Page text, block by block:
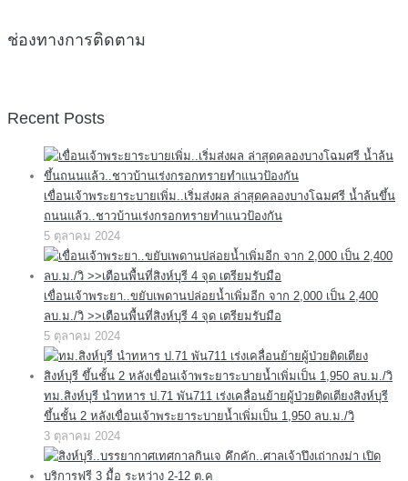
ช่องทางการติดตาม
Recent Posts
เขื่อนเจ้าพระยาระบายเพิ่ม..เริ่มส่งผล ล่าสุดคลองบางโฉมศรี น้ำล้นขึ้น
ถนนแล้ว..ชาวบ้านเร่งกรอกทรายทำแนวป้องกัน
5 ตุลาคม 2024
เขื่อนเจ้าพระยา..ขยับเพดานปล่อยน้ำเพิ่มอีก จาก 2,000 เป็น 2,400
ลบ.ม./วิ >>เตือนพื้นที่สิงห์บุรี 4 จุด เตรียมรับมือ
5 ตุลาคม 2024
ทม.สิงห์บุรี นำทหาร ป.71 พัน711 เร่งเคลื่อนย้ายผู้ป่วยติดเตียงสิงห์บุรี
ขึ้นชั้น 2 หลังเขื่อนเจ้าพระยาระบายน้ำเพิ่มเป็น 1,950 ลบ.ม./วิ
3 ตุลาคม 2024